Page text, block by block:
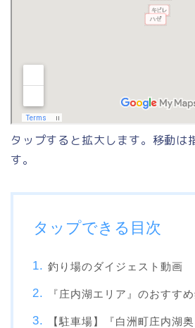
タップすると拡大します。移動は
す。
タップできる目次
釣り場のダイジェスト動画
『庄内湖エリア』のおすす
【駐車場】『白洲町庄内湖